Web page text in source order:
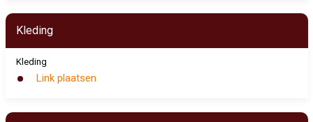
Kleding
Kleding
Link plaatsen